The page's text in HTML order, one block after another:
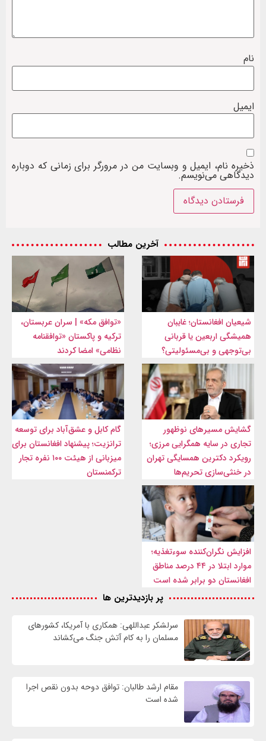
نام
ایمیل
ذخیره نام، ایمیل و وبسایت من در مرورگر برای زمانی که دوباره
دیدگاهی می‌نویسم.
آخرین مطالب
شیعیان افغانستان؛ غایبان
همیشگی اربعین یا قربانی
بی‌توجهی و بی‌مسئولیتی؟
«توافق مکه» | سران عربستان،
ترکیه و پاکستان «توافقنامه
نظامی» امضا کردند
گشایش مسیرهای نوظهور
تجاری در سایه همگرایی مرزی؛
رویکرد دکترین همسایگی تهران
در خنثی‌سازی تحریم‌ها
گام کابل و عشق‌آباد برای توسعه
ترانزیت؛ پیشنهاد افغانستان برای
میزبانی از هیئت ۱۰۰ نفره تجار
ترکمنستان
افزایش نگران‌کننده سوءتغذیه؛
موارد ابتلا در ۴۴ درصد مناطق
افغانستان دو برابر شده است
پر بازدیدترین ها
سرلشکر عبداللهی: همکاری با آمریکا، کشورهای
مسلمان را به کام آتش جنگ می‌کشاند
مقام ارشد طالبان: توافق دوحه بدون نقص اجرا
شده است